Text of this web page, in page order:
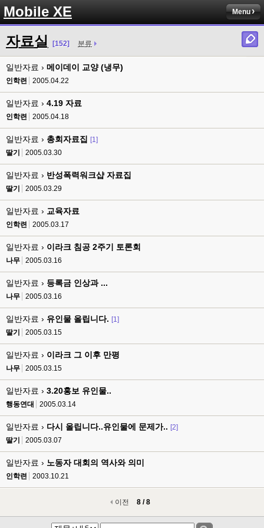
Mobile XE Menu
자료실 [152] 분류
일반자료 › 메이데이 교양 (냉무)
인학련 2005.04.22
일반자료 › 4.19 자료
인학련 2005.04.18
일반자료 › 총회자료집 [1]
딸기
2005.03.30
일반자료 › 반성폭력워크샵 자료집
딸기 2005.03.29
일반자료 › 교육자료
인학련 2005.03.17
일반자료 › 이라크 침공 2주기 토론회
나무 2005.03.16
일반자료 › 등록금 인상과 ...
나무 2005.03.16
일반자료 › 유인물 올립니다. [1]
딸기
2005.03.15
일반자료 › 이라크 그 이후 만평
나무 2005.03.15
일반자료 › 3.20홍보 유인물..
행동연대 2005.03.14
일반자료 › 다시 올립니다..유인물에 문제가.. [2]
딸기
2005.03.07
일반자료 › 노동자 대회의 역사와 의미
인학련 2003.10.21
이전 8 / 8